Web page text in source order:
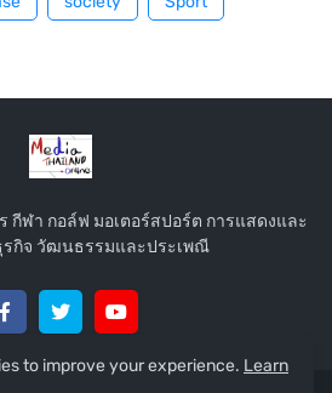
กีฬา กอล์ฟ มอเตอร์สปอร์ต การแสดงและ
รกิจ วัฒนธรรมและประเพณี
to improve your experience. Learn